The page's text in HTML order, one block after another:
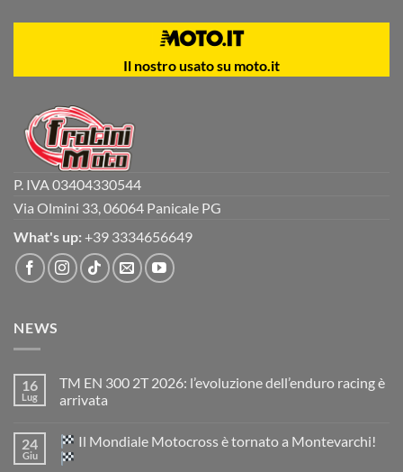
Il nostro usato su moto.it
P. IVA 03404330544
Via Olmini 33, 06064 Panicale PG
What's up: +39 3334656649
NEWS
16
Lug
TM EN 300 2T 2026: l’evoluzione dell’enduro racing è
arrivata
su
TM
EN
24
Giu
Il Mondiale Motocross è tornato a Montevarchi!